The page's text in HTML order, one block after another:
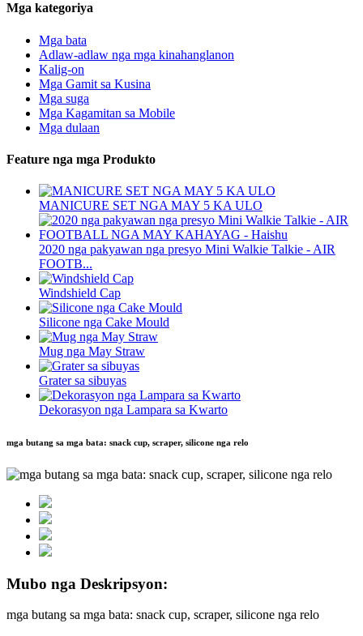
Mga kategoriya
Mga bata
Adlaw-adlaw nga mga kinahanglanon
Kalig-on
Mga Gamit sa Kusina
Mga suga
Mga Kagamitan sa Mobile
Mga dulaan
Feature nga mga Produkto
MANICURE SET NGA MAY 5 KA ULO
2020 nga pakyawan nga presyo Mini Walkie Talkie - AIR
FOOTB...
Windshield Cap
Silicone nga Cake Mould
Mug nga May Straw
Grater sa sibuyas
Dekorasyon nga Lampara sa Kwarto
mga butang sa mga bata: snack cup, scraper, silicone nga relo
Mubo nga Deskripsyon:
mga butang sa mga bata: snack cup, scraper, silicone nga relo